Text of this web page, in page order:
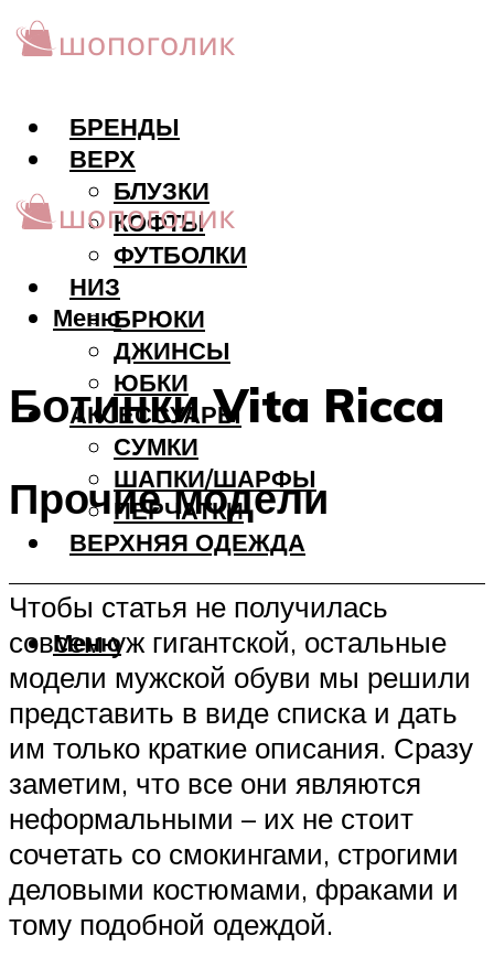
БРЕНДЫ
ВЕРХ
БЛУЗКИ
КОФТЫ
ФУТБОЛКИ
НИЗ
БРЮКИ
ДЖИНСЫ
ЮБКИ
АКCЕССУАРЫ
СУМКИ
ШАПКИ/ШАРФЫ
ПЕРЧАТКИ
ВЕРХНЯЯ ОДЕЖДА
Меню
Меню
Ботинки Vita Ricca
Прочие модели
Чтобы статья не получилась
совсем уж гигантской, остальные
модели мужской обуви мы решили
представить в виде списка и дать
им только краткие описания. Сразу
заметим, что все они являются
неформальными – их не стоит
сочетать со смокингами, строгими
деловыми костюмами, фраками и
тому подобной одеждой.